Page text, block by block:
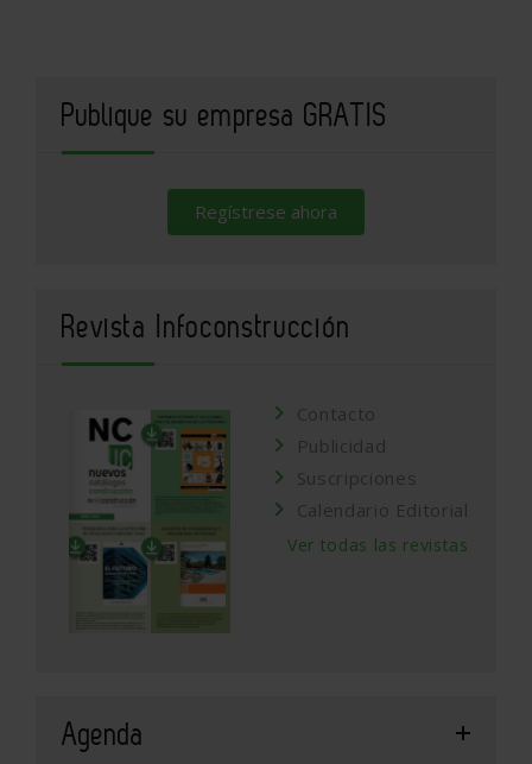
Publique su empresa GRATIS
Regístrese ahora
Revista Infoconstrucción
Contacto
Publicidad
Suscripciones
Calendario Editorial
Ver todas las revistas
Agenda